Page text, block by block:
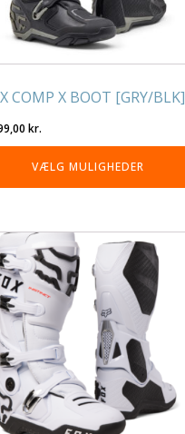
COMP X BOOT [GRY/BLK]
kr.
VÆLG MULIGHEDER